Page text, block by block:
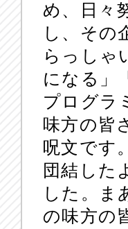
め、日々
し、その
らっしゃ
になる」
プログラ
味方の皆
呪文です
団結した
した。ま
の味方の